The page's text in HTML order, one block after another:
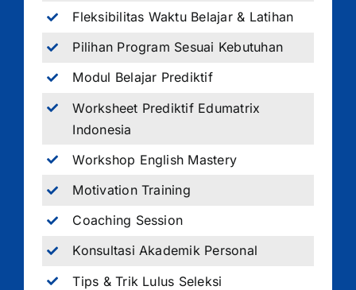
Fleksibilitas Waktu Belajar & Latihan
Pilihan Program Sesuai Kebutuhan
Modul Belajar Prediktif
Worksheet Prediktif Edumatrix
Indonesia
Workshop English Mastery
Motivation Training
Coaching Session
Konsultasi Akademik Personal
Tips & Trik Lulus Seleksi